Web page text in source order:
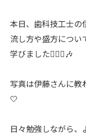
本日、歯科技工士
流し方や盛方につい
学びました🧚🏻‍♂️🎶
写真は伊藤さんに教
🤍
日々勉強しながら、